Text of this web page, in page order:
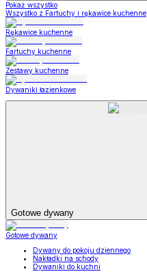
Pokaż wszystko
Wszystko z Fartuchy i rękawice kuchenne
Rękawice kuchenne
Fartuchy kuchenne
Zestawy kuchenne
Dywaniki łazienkowe
Gotowe dywany
Gotowe dywany
Dywany do pokoju dziennego
Nakładki na schody
Dywaniki do kuchni